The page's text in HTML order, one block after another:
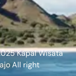
Kapal Wisata
All right